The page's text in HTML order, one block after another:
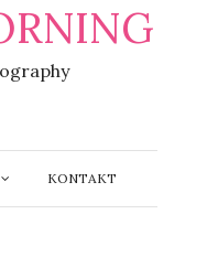
KONTAKT